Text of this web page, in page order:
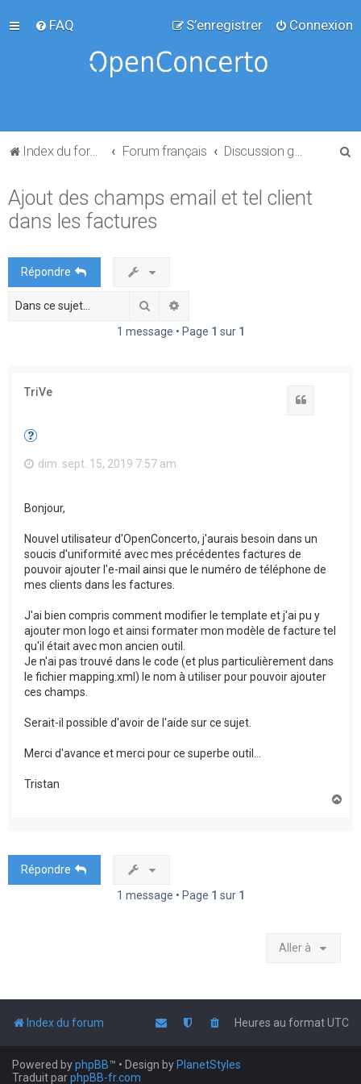
FAQ Connexion
S’enregistrer
Index du forum Forum français
Ajout des champs email et tel client
dans les factures
Répondre
Rechercher
1 message • Page 1 sur 1
TriVe
dim. sept. 15, 2019 7:57 am
Bonjour,
Nouvel utilisateur d'OpenConcerto, j'aurais besoin dans un
soucis d'uniformité avec mes précédentes factures de
pouvoir ajouter l'e-mail ainsi que le numéro de téléphone de
mes clients dans les factures.
J'ai bien compris comment modifier le template et j'ai pu y
ajouter mon logo et ainsi formater mon modèle de facture tel
qu'il était avec mon ancien outil.
Je n'ai pas trouvé dans le code (et plus particulièrement dans
le fichier mapping.xml) le nom à utiliser pour pouvoir ajouter
ces champs.
Serait-il possible d'avoir de l'aide sur ce sujet.
Merci d'avance et merci pour ce superbe outil...
Tristan
Répondre
1 message • Page 1 sur 1
Aller à
Index du forum Heures au formatUTC
Powered byphpBB™ • Design by PlanetStyles
Traduit parphpBB-fr.com